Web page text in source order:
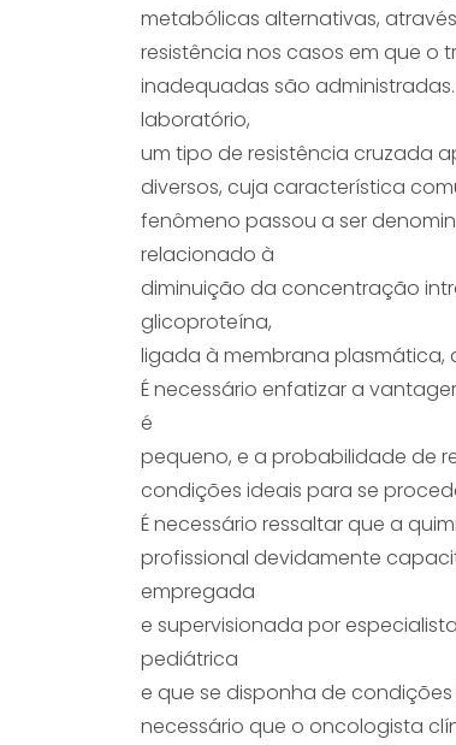
metabólicas alternativas,
resistência nos casos em que o
inadequadas são
laboratório,
um tipo de resistência cruzada
diversos, cuja característica
fenômeno passou a ser
relacionado à
diminuição da concentração
glicoproteína,
ligada à membrana plasmática,
É necessário enfatizar a
é
pequeno, e a probabilidade de
condições ideais para se
É necessário ressaltar que a
profissional devidamente
empregada
e supervisionada por
pediátrica
e que se disponha de
necessário que o oncologista